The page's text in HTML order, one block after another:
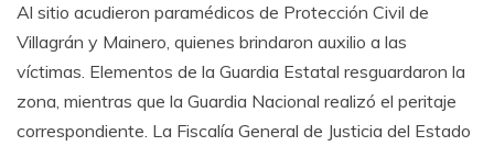
Al sitio acudieron paramédicos de Protección Civil de
Villagrán y Mainero, quienes brindaron auxilio a las
víctimas. Elementos de la Guardia Estatal resguardaron la
zona, mientras que la Guardia Nacional realizó el peritaje
correspondiente. La Fiscalía General de Justicia del Estado